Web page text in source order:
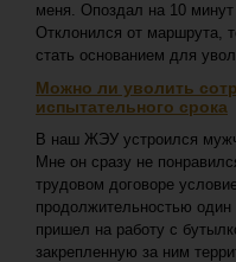
меня. Опоздал на 10 минут
Отклонился от маршрута,
стать основанием для
Можно ли уволить
испытательного срока
В наш ЖЭУ устроился
Мне он сразу не
трудовом договоре
продолжительностью
пришел на работу с
закрепленную за ним